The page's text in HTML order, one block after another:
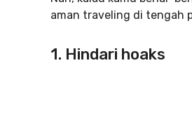
aman traveling di tengah
1. Hindari hoaks